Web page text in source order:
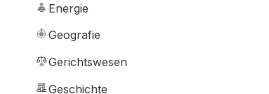
Energie
Geografie
Gerichtswesen
Geschichte